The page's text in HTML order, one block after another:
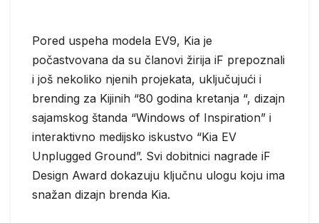
Pored uspeha modela EV9, Kia je
počastvovana da su članovi žirija iF prepoznali
i još nekoliko njenih projekata, uključujući i
brending za Kijinih “80 godina kretanja “, dizajn
sajamskog štanda “Windows of Inspiration” i
interaktivno medijsko iskustvo “Kia EV
Unplugged Ground”. Svi dobitnici nagrade iF
Design Award dokazuju ključnu ulogu koju ima
snažan dizajn brenda Kia.